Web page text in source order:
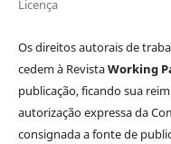
Licença
Os direitos autorais de
cedem à RevistaWorking
publicação, ficando sua
autorização expressa da
consignada a fonte de